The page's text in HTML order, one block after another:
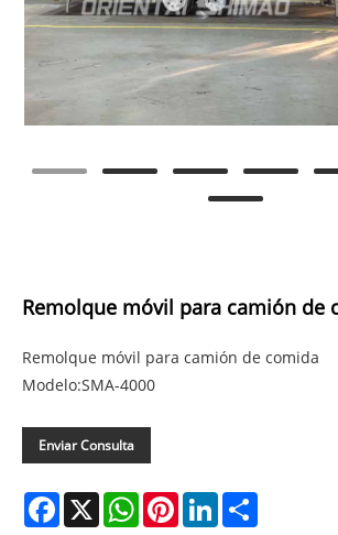
Remolque móvil para camión de
Remolque móvil para camión de comida
Modelo:SMA-4000
Enviar Consulta
Facebook
X WhatsAppPinterestLinkedIn